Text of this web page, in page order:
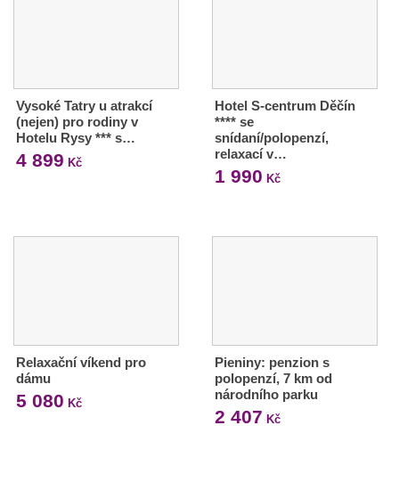
Vysoké Tatry u atrakcí
(nejen) pro rodiny v
Hotelu Rysy *** s…
4 899 Kč
Hotel S-centrum Děčín
**** se
snídaní/polopenzí,
relaxací v…
1 990 Kč
Relaxační víkend pro
dámu
5 080 Kč
Pieniny: penzion s
polopenzí, 7 km od
národního parku
2 407 Kč